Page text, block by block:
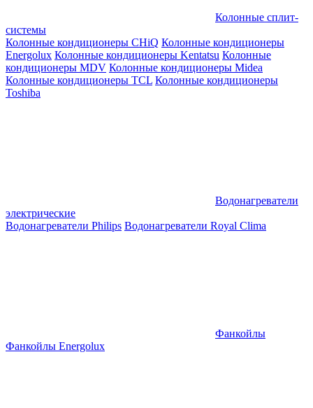
Колонные сплит-
системы
Колонные кондиционеры CHiQ Колонные кондиционеры
Energolux Колонные кондиционеры Kentatsu Колонные
кондиционеры MDV Колонные кондиционеры Midea
Колонные кондиционеры TCL Колонные кондиционеры
Toshiba
Водонагреватели
электрические
Водонагреватели Philips Водонагреватели Royal Clima
Фанкойлы
Фанкойлы Energolux